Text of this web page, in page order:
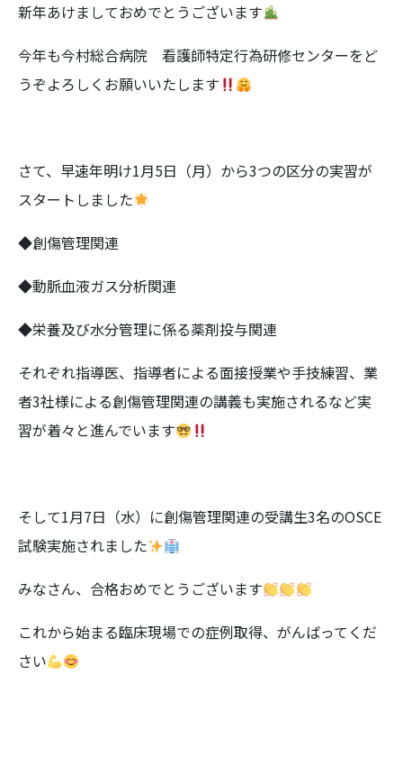
新年あけましておめでとうございます
今年も今村総合病院 看護師特定行為研修センターをど
うぞよろしくお願いいたします
さて、早速年明け1月5日（月）から3つの区分の実習が
スタートしました
◆創傷管理関連
◆動脈血液ガス分析関連
◆栄養及び水分管理に係る薬剤投与関連
それぞれ指導医、指導者による面接授業や手技練習、業
者3社様による創傷管理関連の講義も実施されるなど実
習が着々と進んでいます
そして1月7日（水）に創傷管理関連の受講生3名のOSCE
試験実施されました
みなさん、合格おめでとうございます
これから始まる臨床現場での症例取得、がんばってくだ
さい